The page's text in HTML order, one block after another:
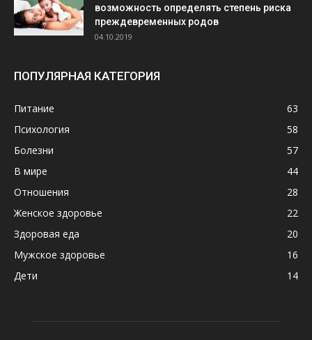
возможность определять степень риска
преждевременных родов
04.10.2019
ПОПУЛЯРНАЯ КАТЕГОРИЯ
Питание
63
Психология
58
Болезни
57
В мире
44
Отношения
28
Женское здоровье
22
Здоровая еда
20
Мужское здоровье
16
Дети
14